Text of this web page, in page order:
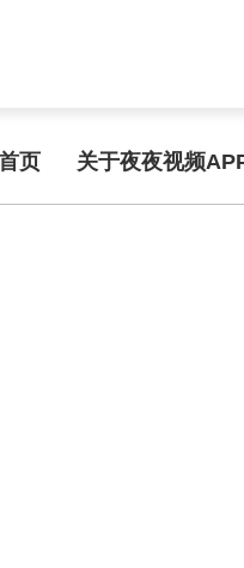
a6/35c89/15ea8.html):
页 关于夜夜视频